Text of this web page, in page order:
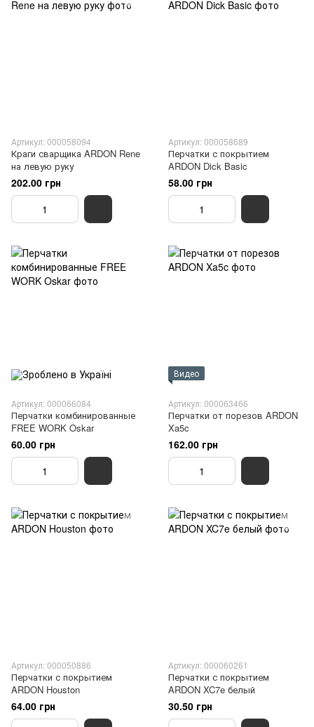
Артикул: 000058094
Краги сварщика ARDON Rene
на левую руку
202.00 грн
Артикул: 000058689
Перчатки с покрытием
ARDON Dick Basic
58.00 грн
Артикул: 000066084
Перчатки комбинированные
FREE WORK Oskar
60.00 грн
Видео
Артикул: 000063466
Перчатки от порезов ARDON
Xa5c
162.00 грн
Артикул: 000050886
Перчатки с покрытием
ARDON Houston
64.00 грн
Артикул: 000060261
Перчатки с покрытием
ARDON XC7e белый
30.50 грн